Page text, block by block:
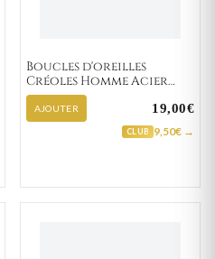
Boucles d'oreilles
Créoles Homme Acier
Etton Diamètre 13mm
AJOUTER 19,00€
CLUB 9,50€ →